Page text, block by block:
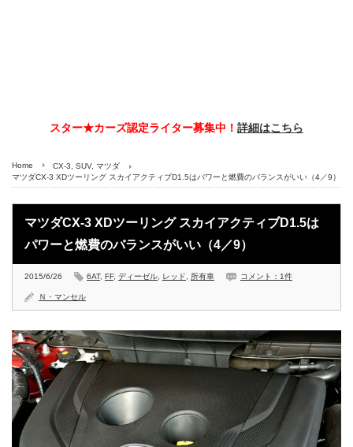
スター★カーズ認定ライター募集中！ 詳細はこちら
Home CX-3 SUV, マツダ
マツダCX-3 XDツーリング スカイアクティブD1.5はパワーと燃費のバランスがいい（4／9）
マツダCX-3 XDツーリング スカイアクティブD1.5は
パワーと燃費のバランスがいい（4／9）
2015/6/26 6AT, FF, ディーゼル レッド 所有車 コメント：1件
Ｎ・マンセル